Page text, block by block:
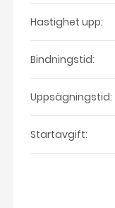
Hastighet upp:
Bindningstid:
Uppsägningstid:
Startavgift: